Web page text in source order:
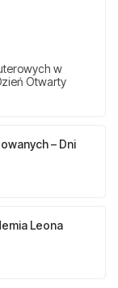
w
Otwarty
– Dni
Leona